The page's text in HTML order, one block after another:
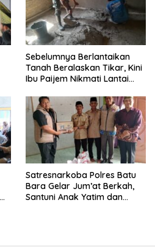
Sebelumnya Berlantaikan
Tanah Beralaskan Tikar, Kini
Ibu Paijem Nikmati Lantai
Satgas TMMD Ke-129 Kodim
0208/Asahan
Satresnarkoba Polres Batu
Bara Gelar Jum’at Berkah,
Santuni Anak Yatim dan